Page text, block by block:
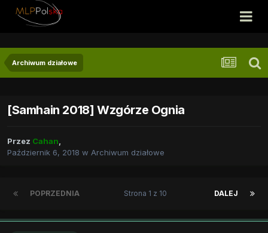
Archiwum działowe
[Samhain 2018] Wzgórze Ognia
Przez Cahan,
Październik 6, 2018 w Archiwum działowe
POPRZEDNIA DALEJ
Strona 1 z 10